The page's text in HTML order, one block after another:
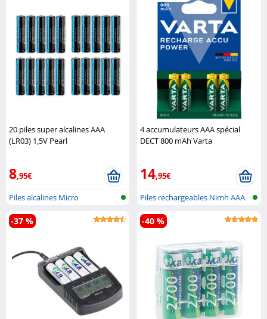
20 piles super alcalines AAA
(LR03) 1,5V Pearl
8,95€
Piles alcalines Micro
(AAA/LR03)
4 accumulateurs AAA spécial
DECT 800 mAh Varta
14,95€
Piles rechargeables Nimh AAA
-37 % -40 %